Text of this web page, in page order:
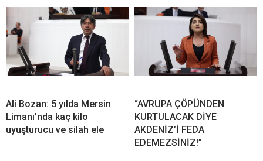
Ali Bozan: 5 yılda Mersin
Limanı’nda kaç kilo
uyuşturucu ve silah ele
“AVRUPA ÇÖPÜNDEN
KURTULACAK DİYE
AKDENİZ’İ FEDA
EDEMEZSİNİZ!”